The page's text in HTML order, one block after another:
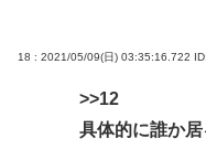
18 : 2021/05/09(日) 03:35:16.722
>>12
具体的に誰か居